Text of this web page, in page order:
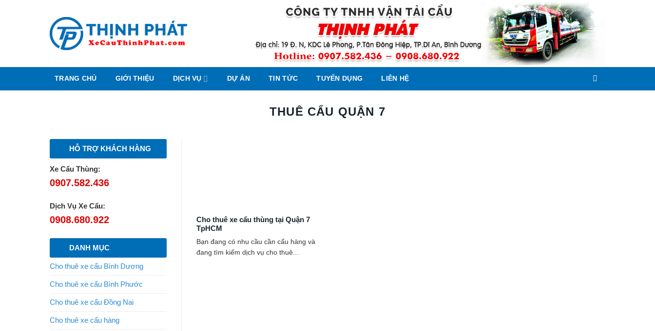
TRANG CHỦ GIỚI THIỆU DỊCH VỤ DỰ ÁN TIN TỨC TUYỂN DỤNG LIÊN HỆ
THUÊ CẨU QUẬN 7
HỖ TRỢ KHÁCH HÀNG
Xe Cẩu Thùng:
0907.582.436
Dịch Vụ Xe Cẩu:
0908.680.922
DANH MỤC
Cho thuê xe cẩu Bình Dương
Cho thuê xe cẩu Bình Phước
Cho thuê xe cẩu Đồng Nai
Cho thuê xe cẩu hàng
Cho thuê xe cẩu thùng tại Quận 7
TpHCM
Bạn đang có nhu cầu cần cẩu hàng và
đang tìm kiếm dịch vụ cho thuê...